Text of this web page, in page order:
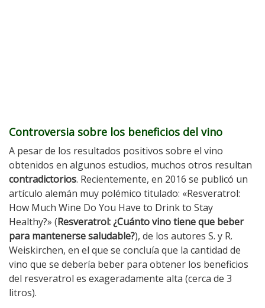
Controversia sobre los beneficios del vino
A pesar de los resultados positivos sobre el vino
obtenidos en algunos estudios, muchos otros resultan
contradictorios. Recientemente, en 2016 se publicó un
artículo alemán muy polémico titulado: «Resveratrol:
How Much Wine Do You Have to Drink to Stay
Healthy?» (Resveratrol: ¿Cuánto vino tiene que beber
para mantenerse saludable?), de los autores S. y R.
Weiskirchen, en el que se concluía que la cantidad de
vino que se debería beber para obtener los beneficios
del resveratrol es exageradamente alta (cerca de 3
litros).